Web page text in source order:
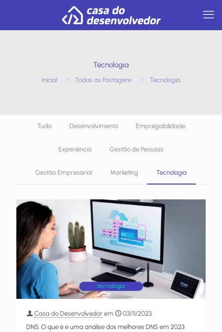
Tecnologia
Inicial Todas as Postagens Tecnologia
Tudo Desenvolvimento Empregabilidade
Experiência Gestão de Pessoas
Gestão Empresarial Marketing Tecnologia
Casa do Desenvolvedor em
03/11/2023
DNS: O que é e uma análise dos melhores DNS em 2023